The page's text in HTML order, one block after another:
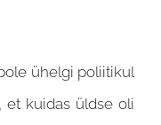
ühelgi poliitikul
et kuidas üldse oli